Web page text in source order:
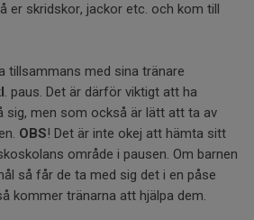
er skridskor, jackor etc. och kom till
tillsammans med sina tränare
. paus. Det är därför viktigt att ha
sig, men som också är lätt att ta av
OBS! Det är inte okej att hämta sitt
område i pausen. Om barnen
så får de ta med sig det i en påse
kommer tränarna att hjälpa dem.